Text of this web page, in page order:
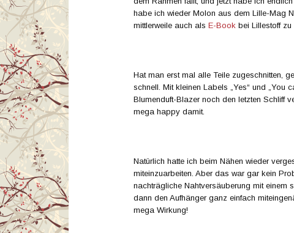
habe ich wieder Molon aus dem Lille-Mag
mittlerweile auch als E-Book bei Lillestoff zu
Hat man erst mal alle Teile zugeschnitten,
schnell. Mit kleinen Labels „Yes“ und „You
Blumenduft-Blazer noch den letzten Schliff
mega happy damit.
Natürlich hatte ich beim Nähen wieder
miteinzuarbeiten. Aber das war gar kein
nachträgliche Nahtversäuberung mit einem
dann den Aufhänger ganz einfach
mega Wirkung!